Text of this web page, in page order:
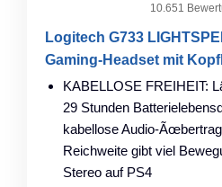
10.651
Logitech G733
Gaming-Headset mit
KABELLOSE FREIHEIT:
29 Stunden
kabellose Audio-
Reichweite gibt viel
Stereo auf PS4